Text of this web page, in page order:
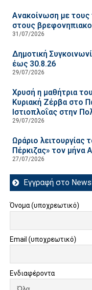
Ανακοίνωση με
στους
31/07/2026
Δημοτική
έως 30.8.26
29/07/2026
Χρυσή η μαθήτρια
Κυριακή Ζέρβα στο
Ιστιοπλοΐας στην
29/07/2026
Ωράριο λειτουργίας
Πέρκιζας» τον μήνα
27/07/2026
Εγγραφή στο
Όνομα (υποχρεωτικό)
Email (υποχρεωτικό)
Ενδιαφέροντα